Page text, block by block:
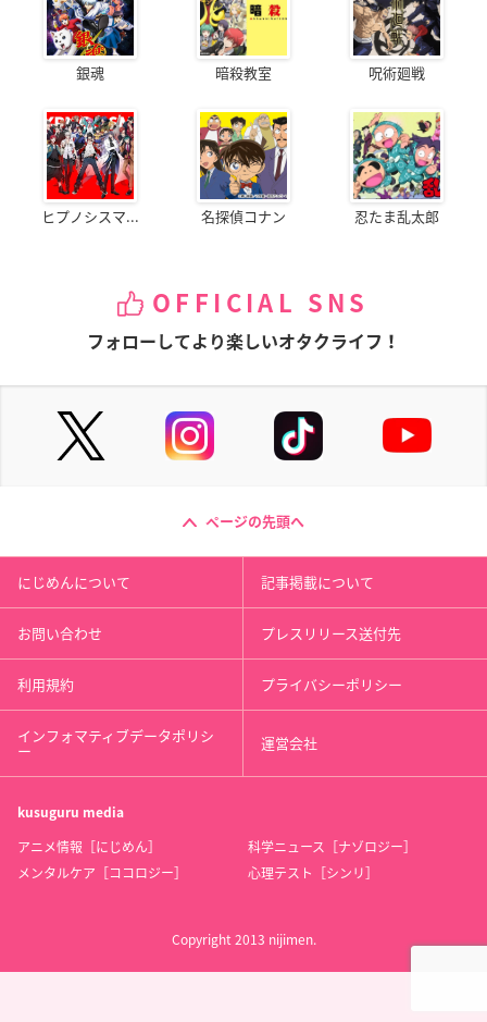
銀魂 暗殺教室 呪術廻戦
ヒプノシスマ... 名探偵コナン 忍たま乱太郎
OFFICIAL SNS
フォローしてより楽しいオタクライフ！
ページの先頭へ
にじめんについて 記事掲載について
お問い合わせ プレスリリース送付先
利用規約 プライバシーポリシー
インフォマティブデータポリシ
ー 運営会社
kusuguru media
アニメ情報［にじめん］
科学ニュース［ナゾロジー］
メンタルケア［ココロジー］
心理テスト［シンリ］
Copyright 2013 nijimen.